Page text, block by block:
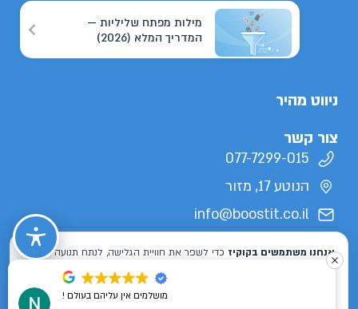
מילות מפתח שליליות —
המדריך המלא (2026)
ניווט מהיר
צור קשר
077-7299-015
הנוטע 17, מזור
info@boostit.co.il
מדיניות פרטיות הצהרת נגישות
מפת אתר
כל הזכויות שמורות לבוסטיט 2026 ©
Designed & Developed by
מושלמים אין עליהם בעולם !